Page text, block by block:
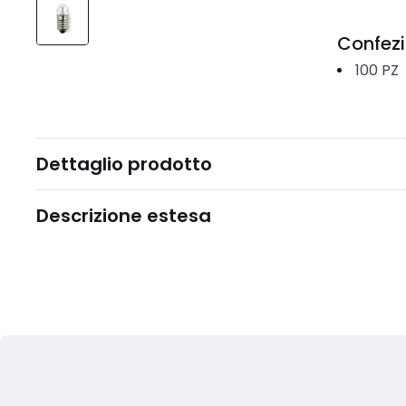
100 PZ
Dettaglio prodotto
Descrizione estesa